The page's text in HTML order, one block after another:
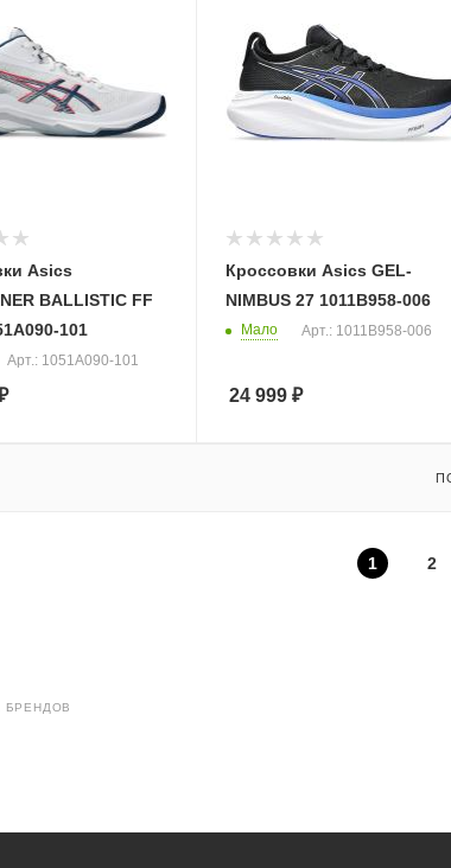
Asics
BALLISTIC FF
101
Арт.: 1051A090-101
Кроссовки Asics GEL-
NIMBUS 27 1011B958-006
Мало Арт.: 1011B958-006
24 999 ₽
1 2
БРЕНДОВ